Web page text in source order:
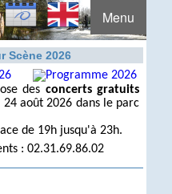
Menu
Scène 2026
des concerts gratuits
août 2026 dans le parc
de 19h jusqu'à 23h.
: 02.31.69.86.02